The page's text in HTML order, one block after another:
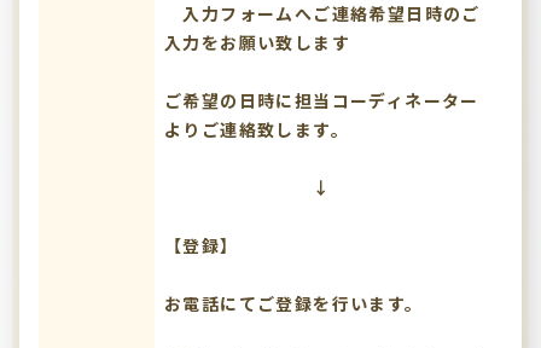
入力フォームへご連絡希望日時のご
入力をお願い致します
ご希望の日時に担当コーディネーター
よりご連絡致します。
↓
【登録】
お電話にてご登録を行います。